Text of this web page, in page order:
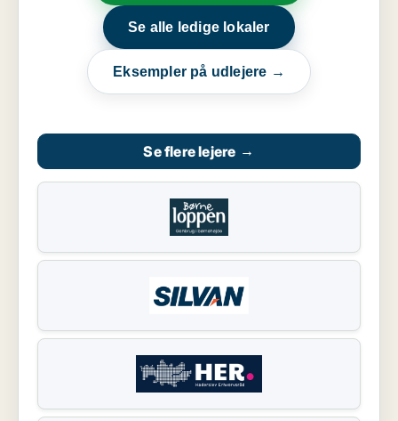
Se alle ledige lokaler
Eksempler på udlejere →
Se flere lejere →